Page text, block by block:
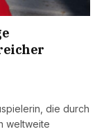
die durch
weltweite